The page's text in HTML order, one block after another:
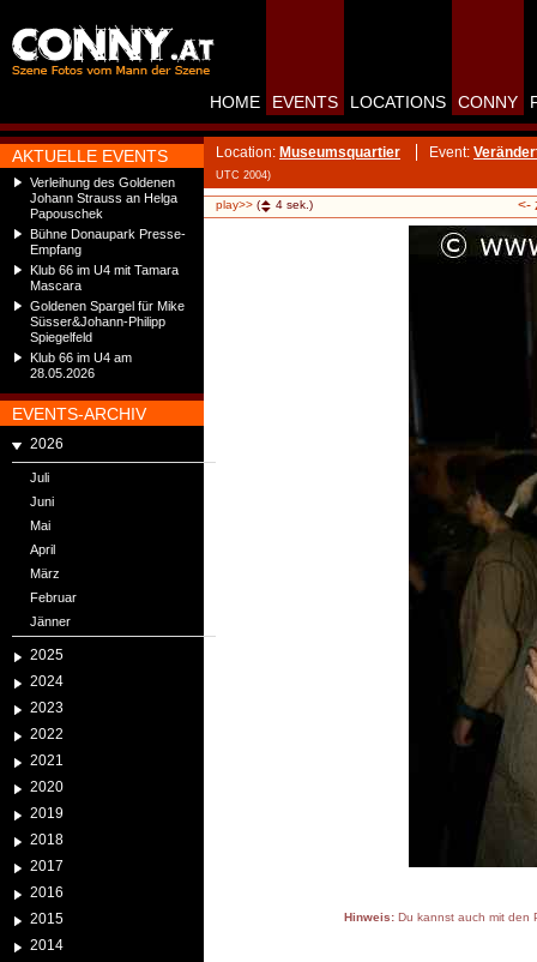
AKTUELLE EVENTS
Verleihung des Goldenen
Johann Strauss an Helga
Papouschek
Bühne Donaupark Presse-
Empfang
Klub 66 im U4 mit Tamara
Mascara
Goldenen Spargel für Mike
Süsser&Johann-Philipp
Spiegelfeld
Klub 66 im U4 am
28.05.2026
EVENTS-ARCHIV
2026
Juli
Juni
Mai
April
März
Februar
Jänner
2025
2024
2023
2022
2021
2020
2019
2018
2017
2016
2015
2014
HOME EVENTS LOCATIONS CONNY
Location: Museumsquartier Event:
UTC 2004)
play>> ( 4 sek.) <-
Hinweis:Du kannst auch mit den